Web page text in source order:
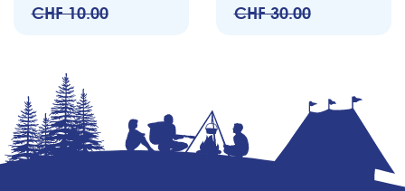
CHF 10.00 CHF 30.00